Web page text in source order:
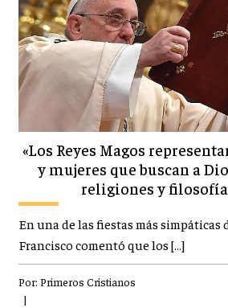
«Los Reyes Magos
y mujeres que buscan a
religiones y
En una de las fiestas más simpáticas
Francisco comentó que los […]
Por: Primeros Cristianos
|